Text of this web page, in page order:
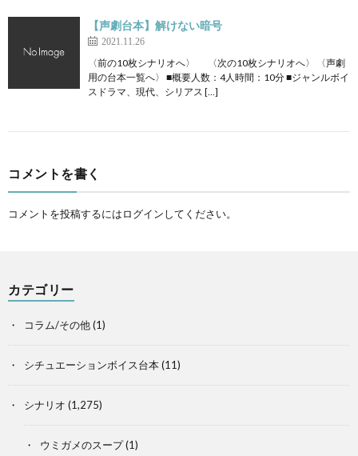
【声劇台本】解けない暗号
2021.11.26
〈前の10枚シナリオへ〉 〈次の10枚シナリオへ〉 〈声劇
用の台本一覧へ〉 ■概要人数：4人時間：10分 ■ジャンルボイ
スドラマ、現代、シリアス […]
コメントを書く
コメントを投稿するにはログインしてください。
カテゴリー
コラム/その他(1)
シチュエーションボイス台本(11)
シナリオ (1,275)
ウミガメのスープ(1)